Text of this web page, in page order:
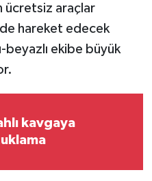
ücretsiz araçlar
hareket edecek
beyazlı ekibe büyük
kavgaya